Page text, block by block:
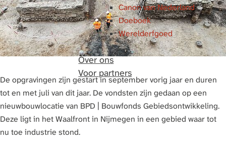
Canon van Nederland
Doeboek
Werelderfgoed
Over ons
Voor partners
De opgravingen zijn gestart in september vorig jaar en duren
tot en met juli van dit jaar. De vondsten zijn gedaan op een
nieuwbouwlocatie van BPD | Bouwfonds Gebiedsontwikkeling.
Deze ligt in het Waalfront in Nijmegen in een gebied waar tot
nu toe industrie stond.